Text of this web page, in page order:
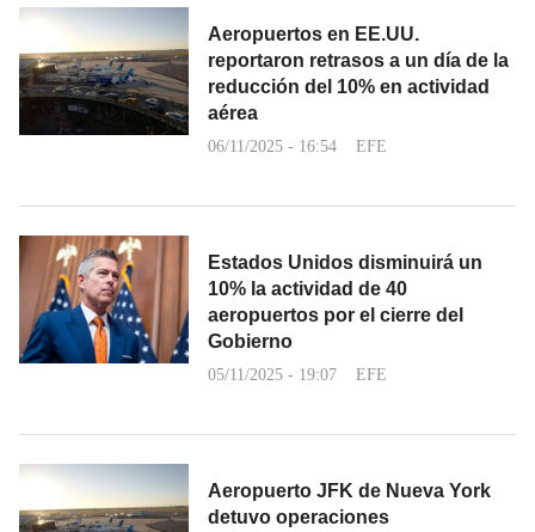
Aeropuertos en EE.UU.
reportaron retrasos a un día de la
reducción del 10% en actividad
aérea
06/11/2025 - 16:54 EFE
Estados Unidos disminuirá un
10% la actividad de 40
aeropuertos por el cierre del
Gobierno
05/11/2025 - 19:07 EFE
Aeropuerto JFK de Nueva York
detuvo operaciones